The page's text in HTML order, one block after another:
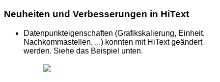
Neuheiten und Verbesserungen in HiText
Datenpunkteigenschaften (Grafikskalierung, Einheit,
Nachkommastellen, ...) konnten mit HiText geändert
werden. Siehe das Beispiel unten.